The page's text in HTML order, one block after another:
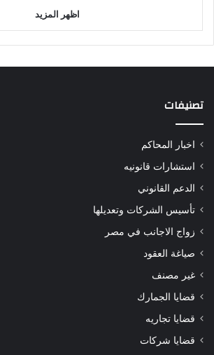
اظهر المزيد
تصنيفات
اخبار المحاكم
استشارات قانونيه
الدعم القانوني
تأسيس الشركات وتعديلها
زواج الاجانب في مصر
صياغة العقود
غير مصنف
قضايا الجمارك
قضايا تجاريه
قضايا شركات